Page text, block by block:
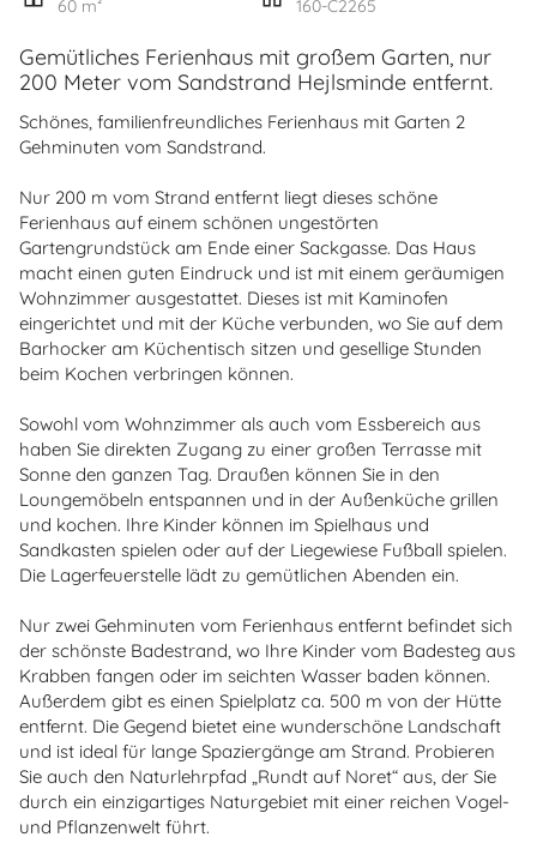
60 m²
160-C2265
Gemütliches Ferienhaus mit großem Garten, nur
200 Meter vom Sandstrand Hejlsminde entfernt.
Schönes, familienfreundliches Ferienhaus mit Garten 2
Gehminuten vom Sandstrand.
Nur 200 m vom Strand entfernt liegt dieses schöne
Ferienhaus auf einem schönen ungestörten
Gartengrundstück am Ende einer Sackgasse. Das Haus
macht einen guten Eindruck und ist mit einem geräumigen
Wohnzimmer ausgestattet. Dieses ist mit Kaminofen
eingerichtet und mit der Küche verbunden, wo Sie auf dem
Barhocker am Küchentisch sitzen und gesellige Stunden
beim Kochen verbringen können.
Sowohl vom Wohnzimmer als auch vom Essbereich aus
haben Sie direkten Zugang zu einer großen Terrasse mit
Sonne den ganzen Tag. Draußen können Sie in den
Loungemöbeln entspannen und in der Außenküche grillen
und kochen. Ihre Kinder können im Spielhaus und
Sandkasten spielen oder auf der Liegewiese Fußball spielen.
Die Lagerfeuerstelle lädt zu gemütlichen Abenden ein.
Nur zwei Gehminuten vom Ferienhaus entfernt befindet sich
der schönste Badestrand, wo Ihre Kinder vom Badesteg aus
Krabben fangen oder im seichten Wasser baden können.
Außerdem gibt es einen Spielplatz ca. 500 m von der Hütte
entfernt. Die Gegend bietet eine wunderschöne Landschaft
und ist ideal für lange Spaziergänge am Strand. Probieren
Sie auch den Naturlehrpfad „Rundt auf Noret“ aus, der Sie
durch ein einzigartiges Naturgebiet mit einer reichen Vogel-
und Pflanzenwelt führt.